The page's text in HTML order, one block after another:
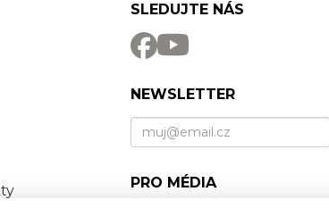
SLEDUJTE NÁS
NEWSLETTER
PRO MÉDIA